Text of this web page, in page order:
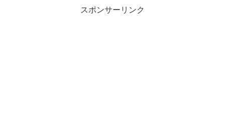
スポンサーリンク